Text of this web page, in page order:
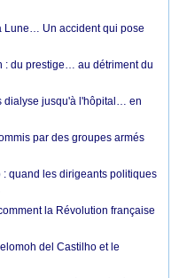
Lune… Un accident qui pose
: du prestige… au détriment du
dialyse jusqu'à l'hôpital… en
par des groupes armés
quand les dirigeants politiques
la Révolution française
del Castilho et le